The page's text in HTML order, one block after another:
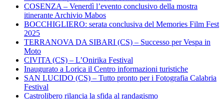
COSENZA – Venerdì l’evento conclusivo della mostra
itinerante Archivio Mabos
BOCCHIGLIERO: serata conclusiva del Memories Film Fest
2025
TERRANOVA DA SIBARI (CS) – Successo per Vespa in
Moto
CIVITA (CS) – L’Onirika Festival
Inaugurato a Lorica il Centro informazioni turistiche
SAN LUCIDO (CS) – Tutto pronto per i Fotografia Calabria
Festival
Castrolibero rilancia la sfida al randagismo